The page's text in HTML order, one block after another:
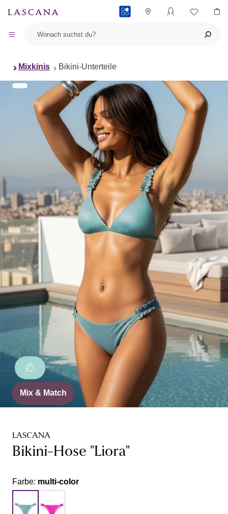
Mixkinis Bikini-Unterteile
Mix & Match
LASCANA
Bikini-Hose "Liora"
Farbe: multi-color